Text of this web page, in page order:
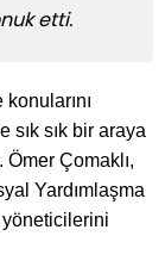
etti.
sık bir araya
Çomaklı,
Yardımlaşma